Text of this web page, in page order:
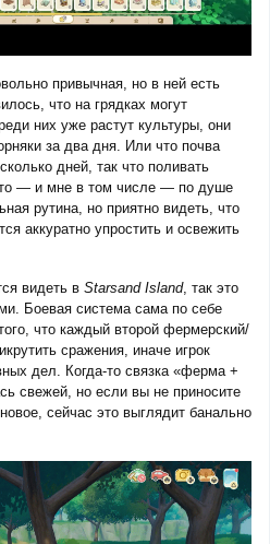
привычная, но в ней есть
что на грядках могут
них уже растут культуры, они
за два дня. Или что почва
дней, так что поливать
— и мне в том числе — по душе
рутина, но приятно видеть, что
аккуратно упростить и освежить
видеть в Starsand Island, так это
Боевая система сама по себе
что каждый второй фермерский/
сражения, иначе игрок
дел. Когда-то связка «ферма +
свежей, но если вы не приносите
сейчас это выглядит банально